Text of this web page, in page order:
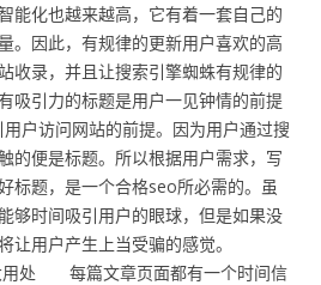
能化也越来越高，它有着一套自己的
。因此，有规律的更新用户喜欢的高
收录，并且让搜索引擎蜘蛛有规律的
引力的标题是用户一见钟情的前提
户访问网站的前提。因为用户通过搜
的便是标题。所以根据用户需求，写
标题，是一个合格seo所必需的。虽
够时间吸引用户的眼球，但是如果没
让用户产生上当受骗的感觉。
用处 每篇文章页面都有一个时间信